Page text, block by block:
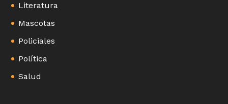
Literatura
Mascotas
Policiales
Política
Salud